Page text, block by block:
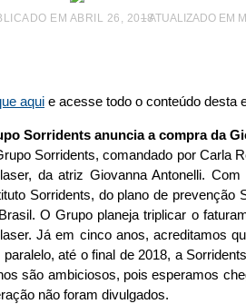
EM ABRIL 26, 2018– ATUALIZADO EM
aqui e acesse todo o conteúdo desta
Sorridents anuncia a compra da
Sorridents, comandado por Carla
da atriz Giovanna Antonelli.
Sorridents, do plano de
O Grupo planeja triplicar o
Já em cinco anos, acreditamos
paralelo, até o final de 2018, a
são ambiciosos, pois esperamos
não foram divulgados.